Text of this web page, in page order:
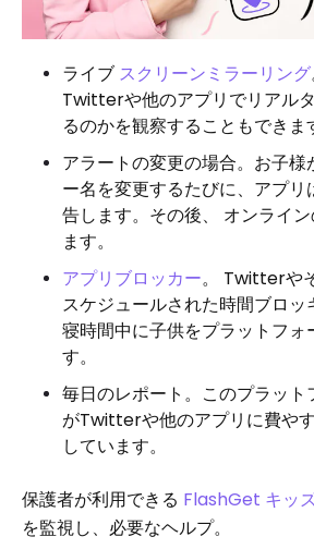
ライブ スクリーンミラーリング
Twitterや他のアプリでリアル
るのかを観察することもできま
アラートの変更の場合。お子
ー名を変更するたびに、アプ
告します。その後、 オンライ
ます。
アプリブロッカー。 Twitterや
スケジュールされた時間ブロ
寝時間中に子供をプラットフォ
す。
毎日のレポート。このプラット
がTwitterや他のアプリに費や
しています。
保護者が利用できる FlashGet キッ
を監視し、必要なヘルプ。